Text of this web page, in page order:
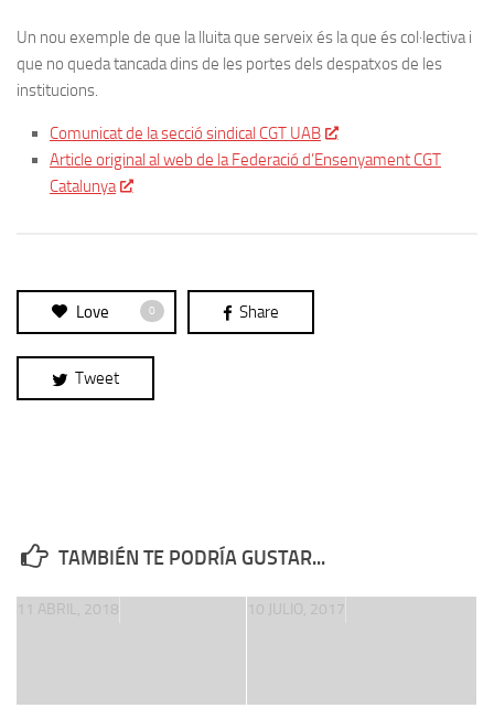
Un nou exemple de que la lluita que serveix és la que és col·lectiva i
que no queda tancada dins de les portes dels despatxos de les
institucions.
Comunicat de la secció sindical CGT UAB
Article original al web de la Federació d’Ensenyament CGT
Catalunya
Love 0 Share
Tweet
TAMBIÉN TE PODRÍA GUSTAR...
11 ABRIL, 2018 10 JULIO, 2017